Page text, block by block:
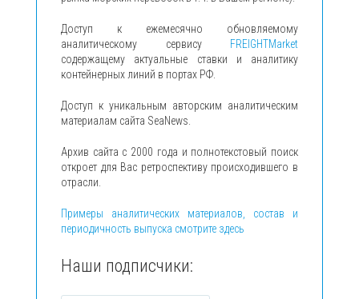
Доступ к ежемесячно обновляемому
аналитическому сервису FREIGHTMarket
содержащему актуальные ставки и аналитику
контейнерных линий в портах РФ.
Доступ к уникальным авторским аналитическим
материалам сайта SeaNews.
Архив сайта с 2000 года и полнотекстовый поиск
откроет для Вас ретроспективу происходившего в
отрасли.
Примеры аналитических материалов, состав и
периодичность выпуска смотрите здесь
Наши подписчики: